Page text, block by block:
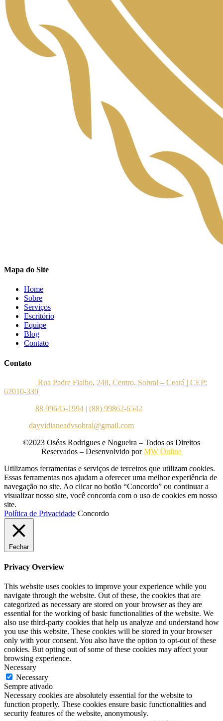
Mapa do Site
Home
Sobre
Serviços
Escritório
Equipe
Blog
Contato
Contato
Rua Padre Fialho, 248, Centro, Sobral – Ceará | CEP:
62010-330
88 99645-1994 | (88) 99862-6542
dayvidianeadvsobral@gmail.com
©2023 Oséas Rodrigues e Nogueira – Todos os Direitos
Reservados – Desenvolvido por MW Online
Utilizamos ferramentas e serviços de terceiros que utilizam cookies.
Essas ferramentas nos ajudam a oferecer uma melhor experiência de
navegação no site. Ao clicar no botão “Concordo” ou continuar a
visualizar nosso site, você concorda com o uso de cookies em nosso
site.
Política de Privacidade Concordo
Fechar
Privacy Overview
This website uses cookies to improve your experience while you
navigate through the website. Out of these, the cookies that are
categorized as necessary are stored on your browser as they are
essential for the working of basic functionalities of the website. We
also use third-party cookies that help us analyze and understand how
you use this website. These cookies will be stored in your browser
only with your consent. You also have the option to opt-out of these
cookies. But opting out of some of these cookies may affect your
browsing experience.
Necessary
Necessary
Sempre ativado
Necessary cookies are absolutely essential for the website to
function properly. These cookies ensure basic functionalities and
security features of the website, anonymously.